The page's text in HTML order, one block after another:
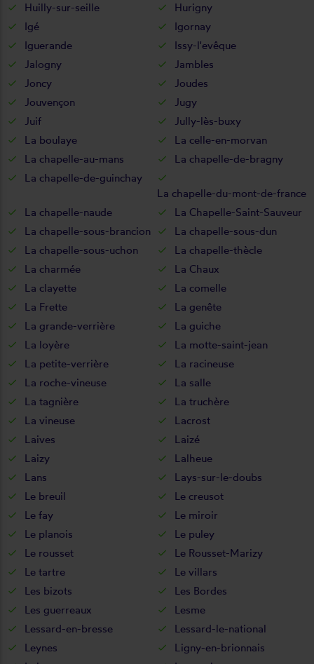
Huilly-sur-seille
Hurigny
Igé
Igornay
Iguerande
Issy-l'evêque
Jalogny
Jambles
Joncy
Joudes
Jouvençon
Jugy
Juif
Jully-lès-buxy
La boulaye
La celle-en-morvan
La chapelle-au-mans
La chapelle-de-bragny
La chapelle-de-guinchay
La chapelle-du-mont-de-france
La chapelle-naude
La Chapelle-Saint-Sauveur
La chapelle-sous-brancion
La chapelle-sous-dun
La chapelle-sous-uchon
La chapelle-thècle
La charmée
La Chaux
La clayette
La comelle
La Frette
La genête
La grande-verrière
La guiche
La loyère
La motte-saint-jean
La petite-verrière
La racineuse
La roche-vineuse
La salle
La tagnière
La truchère
La vineuse
Lacrost
Laives
Laizé
Laizy
Lalheue
Lans
Lays-sur-le-doubs
Le breuil
Le creusot
Le fay
Le miroir
Le planois
Le puley
Le rousset
Le Rousset-Marizy
Le tartre
Le villars
Les bizots
Les Bordes
Les guerreaux
Lesme
Lessard-en-bresse
Lessard-le-national
Leynes
Ligny-en-brionnais